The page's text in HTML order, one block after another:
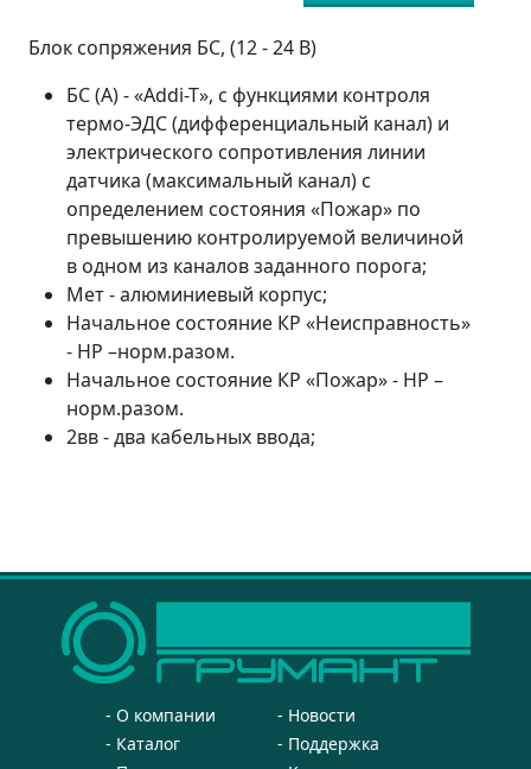
Блок сопряжения БС, (12 - 24 В)
БС (А) - «Аddi-T», с функциями контроля
термо-ЭДС (дифференциальный канал) и
электрического сопротивления линии
датчика (максимальный канал) с
определением состояния «Пожар» по
превышению контролируемой величиной
в одном из каналов заданного порога;
Мет - алюминиевый корпус;
Начальное состояние КР «Неисправность»
- НР –норм.разом.
Начальное состояние КР «Пожар» - НР –
норм.разом.
2вв - два кабельных ввода;
О компании
Новости
Каталог
Поддержка